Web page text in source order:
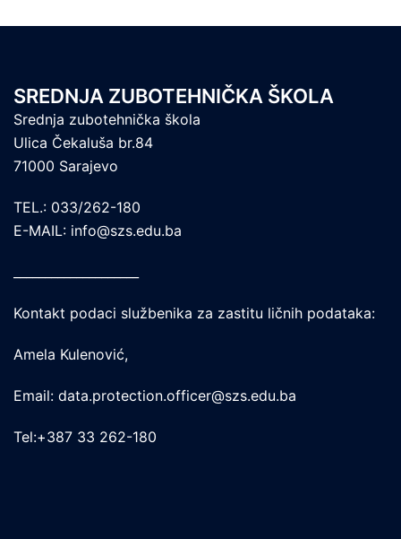
SREDNJA ZUBOTEHNIČKA ŠKOLA
Srednja zubotehnička škola
Ulica Čekaluša br.84
71000 Sarajevo
TEL.: 033/262-180
E-MAIL: info@szs.edu.ba
Kontakt podaci službenika za zastitu ličnih podataka:
Amela Kulenović,
Email: data.protection.officer@szs.edu.ba
Tel:+387 33 262-180